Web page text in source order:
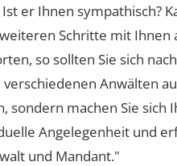
er Ihnen sympathisch?
Schritte mit
so sollten Sie sich
Anwälten
sondern machen Sie sich
Angelegenheit und
und Mandant."